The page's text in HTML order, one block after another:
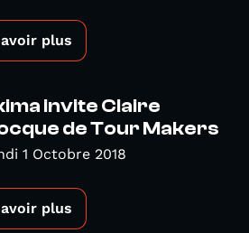
plus
invite Claire
de Tour Makers
1 Octobre 2018
plus